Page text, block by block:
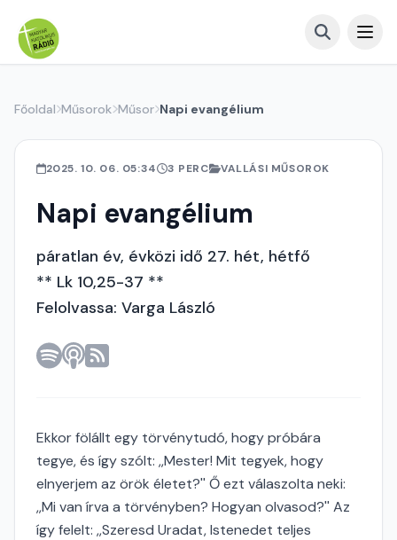
Főoldal Műsorok Műsor Napi evangélium
2025. 10. 06. 05:34 3 PERC VALLÁSI MŰSOROK
Napi evangélium
páratlan év, évközi idő 27. hét, hétfő
** Lk 10,25-37 **
Felolvassa: Varga László
Ekkor fölállt egy törvénytudó, hogy próbára
tegye, és így szólt: ,,Mester! Mit tegyek, hogy
elnyerjem az örök életet?'' Ő ezt válaszolta neki:
,,Mi van írva a törvényben? Hogyan olvasod?'' Az
így felelt: ,,Szeresd Uradat, Istenedet teljes